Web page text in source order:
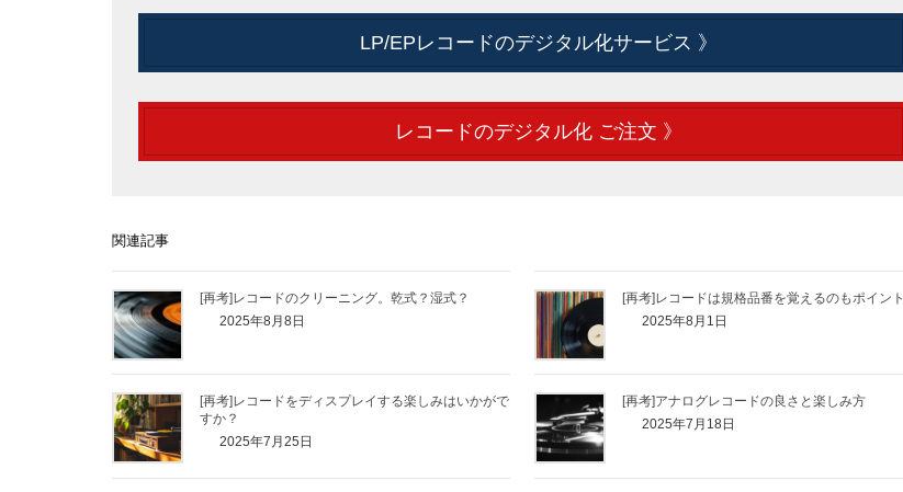
LP/EPレコードのデジタル化サービス 》
レコードのデジタル化 ご注文 》
関連記事
[再考]レコードのクリーニング。乾式？湿式？
2025年8月8日
[再考]レコードは規格品番を覚えるのもポイント
2025年8月1日
[再考]レコードをディスプレイする楽しみはいかがで
すか？
2025年7月25日
[再考]アナログレコードの良さと楽しみ方
2025年7月18日